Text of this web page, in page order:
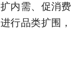
内需、促消费
行品类扩围，